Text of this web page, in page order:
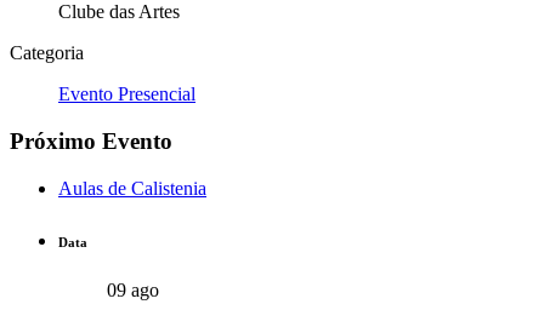
Clube das Artes
Categoria
Evento Presencial
Próximo Evento
Aulas de Calistenia
Data
09 ago